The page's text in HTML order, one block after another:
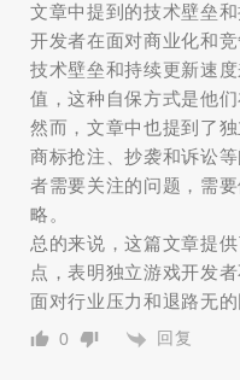
文章中提到的技术壁垒
开发者在面对商业化和
技术壁垒和持续更新速
值，这种自保方式是他
然而，文章中也提到了
商标抢注、抄袭和诉讼
者需要关注的问题，需
略。
总的来说，这篇文章提
点，表明独立游戏开发
面对行业压力和退路无的
0 回复